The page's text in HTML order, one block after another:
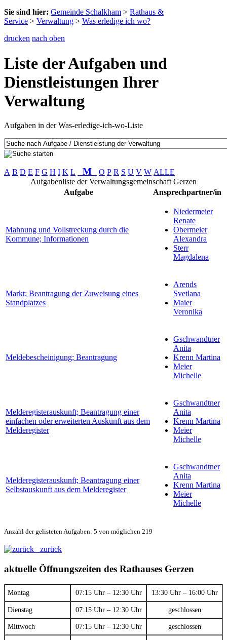
Sie sind hier: Gemeinde Schalkham > Rathaus &
Service > Verwaltung > Was erledige ich wo?
drucken nach oben
Liste der Aufgaben und
Dienstleistungen Ihrer
Verwaltung
Aufgaben in der Was-erledige-ich-wo-Liste
A B D E F G H I K L M O P R S U V W ALLE
Aufgabenliste der Verwaltungsgemeinschaft Gerzen
Aufgabe
Ansprechpartner/in
Mahnung und Vollstreckung durch die
Kommune; Informationen
Niedermeier
Renate
Obermeier
Alexandra
Sterr
Magdalena
Markt; Beantragung der Zuweisung eines
Standplatzes
Arends
Svetlana
Maier
Veronika
Meldebescheinigung; Beantragung
Gschwandtner
Anita
Krenn Martina
Meier
Michelle
Melderegisterauskunft; Beantragung einer
einfachen oder erweiterten Auskunft aus dem
Melderegister
Gschwandtner
Anita
Krenn Martina
Meier
Michelle
Melderegisterauskunft; Beantragung einer
Selbstauskunft aus dem Melderegister
Gschwandtner
Anita
Krenn Martina
Meier
Michelle
Anzahl der gelisteten Aufgaben: 5 von möglichen 219
zurück
aktuelle Öffnungszeiten des Rathauses Gerzen
Montag 07:15 Uhr – 12:30 Uhr 13:30 Uhr – 16:00 Uhr
Dienstag 07:15 Uhr – 12:30 Uhr geschlossen
Mittwoch 07:15 Uhr – 12:30 Uhr geschlossen